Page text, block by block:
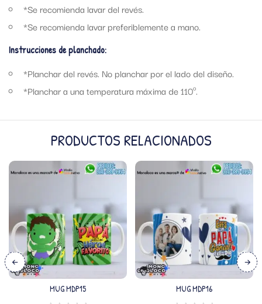
*Se recomienda lavar del revés.
*Se recomienda lavar preferiblemente a mano.
Instrucciones de planchado:
*Planchar del revés. No planchar por el lado del diseño.
*Planchar a una temperatura máxima de 110º.
PRODUCTOS RELACIONADOS
MUG MDP15 MUG MDP16